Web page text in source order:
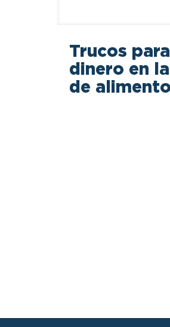
Trucos
dinero en
de